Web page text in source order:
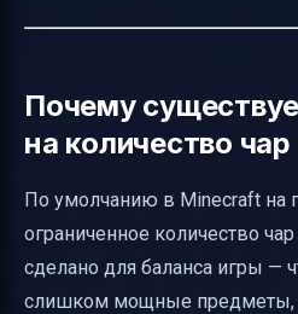
Почему
на количество чар
По умолчанию в Minecraft на
ограниченное количество
сделано для баланса игры —
слишком мощные предметы,